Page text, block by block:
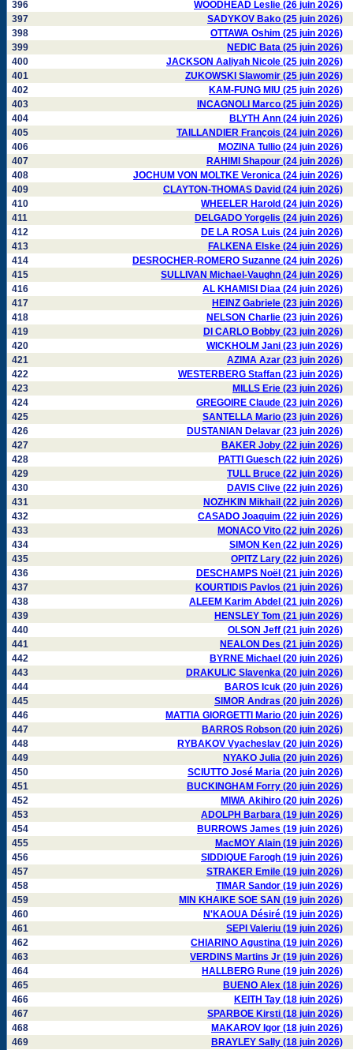
396
WOODHEAD Leslie (26 juin 2026)
397
SADYKOV Bako (25 juin 2026)
398
OTTAWA Oshim (25 juin 2026)
399
NEDIC Bata (25 juin 2026)
400
JACKSON Aaliyah Nicole (25 juin 2026)
401
ZUKOWSKI Slawomir (25 juin 2026)
402
KAM-FUNG MIU (25 juin 2026)
403
INCAGNOLI Marco (25 juin 2026)
404
BLYTH Ann (24 juin 2026)
405
TAILLANDIER François (24 juin 2026)
406
MOZINA Tullio (24 juin 2026)
407
RAHIMI Shapour (24 juin 2026)
408
JOCHUM VON MOLTKE Veronica (24 juin 2026)
409
CLAYTON-THOMAS David (24 juin 2026)
410
WHEELER Harold (24 juin 2026)
411
DELGADO Yorgelis (24 juin 2026)
412
DE LA ROSA Luis (24 juin 2026)
413
FALKENA Elske (24 juin 2026)
414
DESROCHER-ROMERO Suzanne (24 juin 2026)
415
SULLIVAN Michael-Vaughn (24 juin 2026)
416
AL KHAMISI Diaa (24 juin 2026)
417
HEINZ Gabriele (23 juin 2026)
418
NELSON Charlie (23 juin 2026)
419
DI CARLO Bobby (23 juin 2026)
420
WICKHOLM Jani (23 juin 2026)
421
AZIMA Azar (23 juin 2026)
422
WESTERBERG Staffan (23 juin 2026)
423
MILLS Erie (23 juin 2026)
424
GREGOIRE Claude (23 juin 2026)
425
SANTELLA Mario (23 juin 2026)
426
DUSTANIAN Delavar (23 juin 2026)
427
BAKER Joby (22 juin 2026)
428
PATTI Guesch (22 juin 2026)
429
TULL Bruce (22 juin 2026)
430
DAVIS Clive (22 juin 2026)
431
NOZHKIN Mikhail (22 juin 2026)
432
CASADO Joaquim (22 juin 2026)
433
MONACO Vito (22 juin 2026)
434
SIMON Ken (22 juin 2026)
435
OPITZ Lary (22 juin 2026)
436
DESCHAMPS Noël (21 juin 2026)
437
KOURTIDIS Pavlos (21 juin 2026)
438
ALEEM Karim Abdel (21 juin 2026)
439
HENSLEY Tom (21 juin 2026)
440
OLSON Jeff (21 juin 2026)
441
NEALON Des (21 juin 2026)
442
BYRNE Michael (20 juin 2026)
443
DRAKULIC Slavenka (20 juin 2026)
444
BAROS Icuk (20 juin 2026)
445
SIMOR Andras (20 juin 2026)
446
MATTIA GIORGETTI Mario (20 juin 2026)
447
BARROS Robson (20 juin 2026)
448
RYBAKOV Vyacheslav (20 juin 2026)
449
NYAKO Julia (20 juin 2026)
450
SCIUTTO José Maria (20 juin 2026)
451
BUCKINGHAM Forry (20 juin 2026)
452
MIWA Akihiro (20 juin 2026)
453
ADOLPH Barbara (19 juin 2026)
454
BURROWS James (19 juin 2026)
455
MacMOY Alain (19 juin 2026)
456
SIDDIQUE Farogh (19 juin 2026)
457
STRAKER Emile (19 juin 2026)
458
TIMAR Sandor (19 juin 2026)
459
MIN KHAIKE SOE SAN (19 juin 2026)
460
N'KAOUA Désiré (19 juin 2026)
461
SEPI Valeriu (19 juin 2026)
462
CHIARINO Agustina (19 juin 2026)
463
VERDINS Martins Jr (19 juin 2026)
464
HALLBERG Rune (19 juin 2026)
465
BUENO Alex (18 juin 2026)
466
KEITH Tay (18 juin 2026)
467
SPARBOE Kirsti (18 juin 2026)
468
MAKAROV Igor (18 juin 2026)
469
BRAYLEY Sally (18 juin 2026)